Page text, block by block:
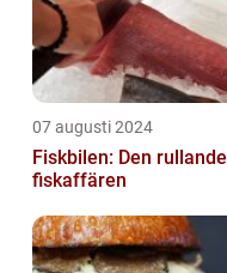
07 augusti 2024
Fiskbilen: Den rullande
fiskaffären